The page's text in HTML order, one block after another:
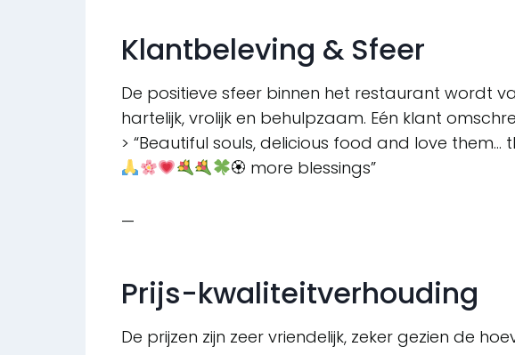
Klantbeleving & Sfeer
De positieve sfeer binnen het restaurant wordt
hartelijk, vrolijk en behulpzaam. Eén klant
> “Beautiful souls, delicious food and love them…
🏵 more blessings”
—
Prijs-kwaliteitverhouding
De prijzen zijn zeer vriendelijk, zeker gezien de